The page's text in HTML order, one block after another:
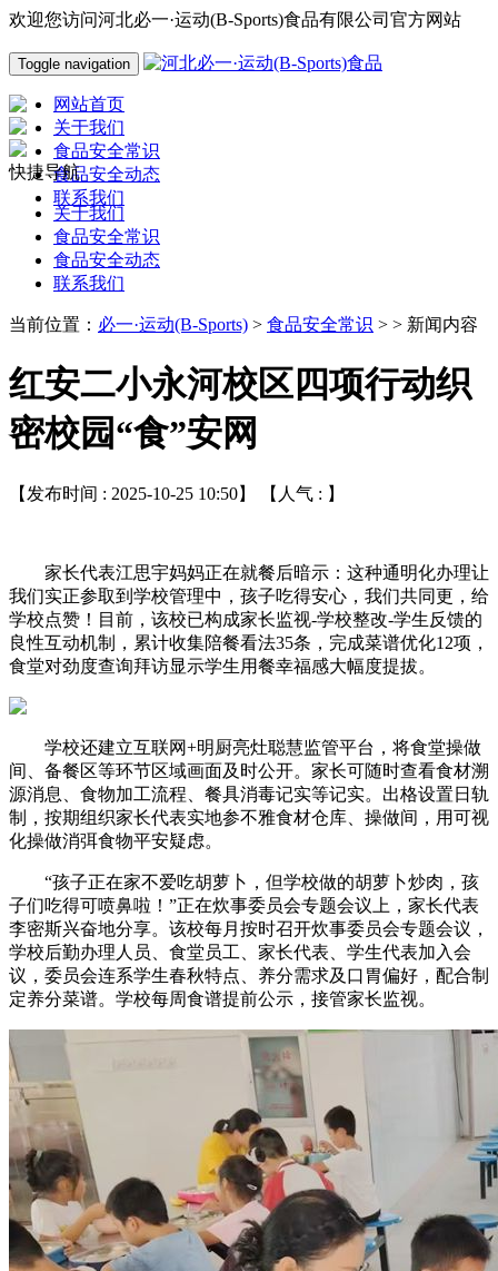
欢迎您访问河北必一·运动(B-Sports)食品有限公司官方网站
Toggle navigation
网站首页
关于我们
食品安全常识
食品安全动态
联系我们
快捷导航
关于我们
食品安全常识
食品安全动态
联系我们
当前位置： 必一·运动(B-Sports) > 食品安全常识 > > 新闻内容
红安二小永河校区四项行动织
密校园“食”安网
【发布时间 : 2025-10-25 10:50】 【人气 : 】
家长代表江思宇妈妈正在就餐后暗示：这种通明化办理让
我们实正参取到学校管理中，孩子吃得安心，我们共同更，给
学校点赞！目前，该校已构成家长监视-学校整改-学生反馈的
良性互动机制，累计收集陪餐看法35条，完成菜谱优化12项，
食堂对劲度查询拜访显示学生用餐幸福感大幅度提拔。
学校还建立互联网+明厨亮灶聪慧监管平台，将食堂操做
间、备餐区等环节区域画面及时公开。家长可随时查看食材溯
源消息、食物加工流程、餐具消毒记实等记实。出格设置日轨
制，按期组织家长代表实地参不雅食材仓库、操做间，用可视
化操做消弭食物平安疑虑。
“孩子正在家不爱吃胡萝卜，但学校做的胡萝卜炒肉，孩
子们吃得可喷鼻啦！”正在炊事委员会专题会议上，家长代表
李密斯兴奋地分享。该校每月按时召开炊事委员会专题会议，
学校后勤办理人员、食堂员工、家长代表、学生代表加入会
议，委员会连系学生春秋特点、养分需求及口胃偏好，配合制
定养分菜谱。学校每周食谱提前公示，接管家长监视。